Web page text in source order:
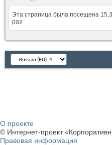
Эта страница была посещена
раз
О проекте
© Интернет-проект
Правовая информация